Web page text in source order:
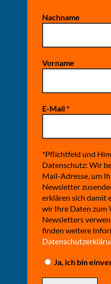
Nachname
Vorname
E-Mail*
*Pflichtfeld und
Datenschutz: Wir
Mail-Adresse, um
Newsletter
erklären sich damit
wir Ihre Daten zum
Newsletters
finden weitere
Ja, ich bin